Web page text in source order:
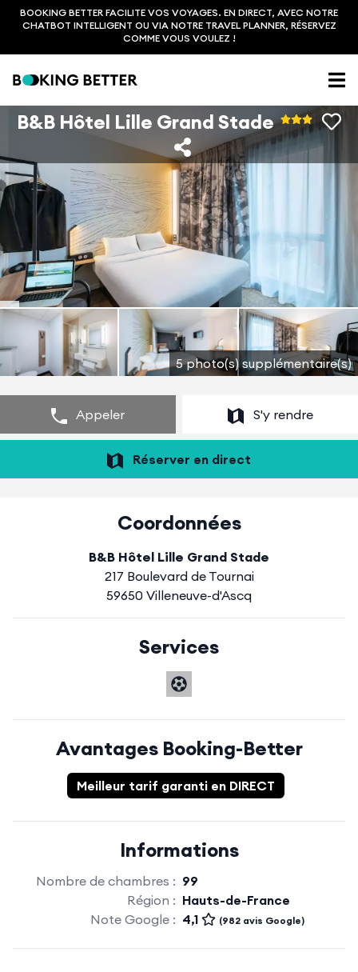
BOOKING BETTER FACILITE VOS VOYAGES. EN DIRECT, AVEC NOTRE
CHATBOT INTELLIGENT OU VIA NOTRE TRAVEL PLANNER, RÉSERVEZ
COMME VOUS VOULEZ !
5 photo(s) supplémentaire(s)
B&B Hôtel Lille Grand Stade
Appeler S'y rendre
Réserver en direct
Coordonnées
B&B Hôtel Lille Grand Stade
217 Boulevard de Tournai
59650 Villeneuve-d'Ascq
Services
Avantages Booking-Better
Meilleur tarif garanti en DIRECT
Informations
Nombre de chambres : 99
Région : Hauts-de-France
Note Google : 4,1 (982 avis Google)